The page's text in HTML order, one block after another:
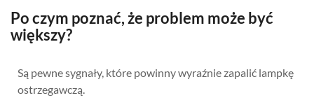
Po czym poznać, że problem może być
większy?
Są pewne sygnały, które powinny wyraźnie zapalić lampkę
ostrzegawczą.